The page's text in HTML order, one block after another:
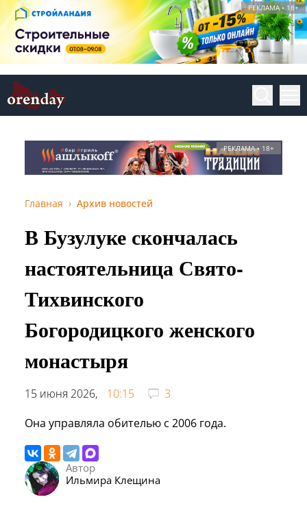
РЕКЛАМА • 18+
РЕКЛАМА • 18+
Главная Архив новостей
В Бузулуке скончалась
настоятельница Свято-
Тихвинского
Богородицкого женского
монастыря
15 июня 2026, 10:15
3
Она управляла обителью с 2006 года.
Автор
Ильмира Клещина